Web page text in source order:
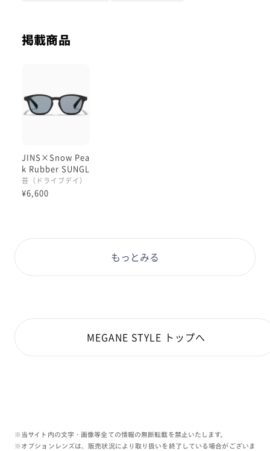
ファッションアイテムにもなるデザインの
サングラスをお探しの方にオススメです！
- Waka-
掲載商品
JINS×Snow Pea
k Rubber SUNGL
ASSES
苔（ドライブデイ）
¥6,600
もっとみる
MEGANE STYLE トップへ
※当サイト内の文字・画像等全ての情報の無断転載を禁止いたします。
※オプションレンズは、販売状況により取り扱いを終了している場合がございま